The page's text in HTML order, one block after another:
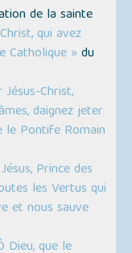
de la sainte
qui avez
Catholique » du
Jésus-Christ,
daignez jeter
le Pontife Romain
Prince des
les Vertus qui
et nous sauve
Dieu, que le